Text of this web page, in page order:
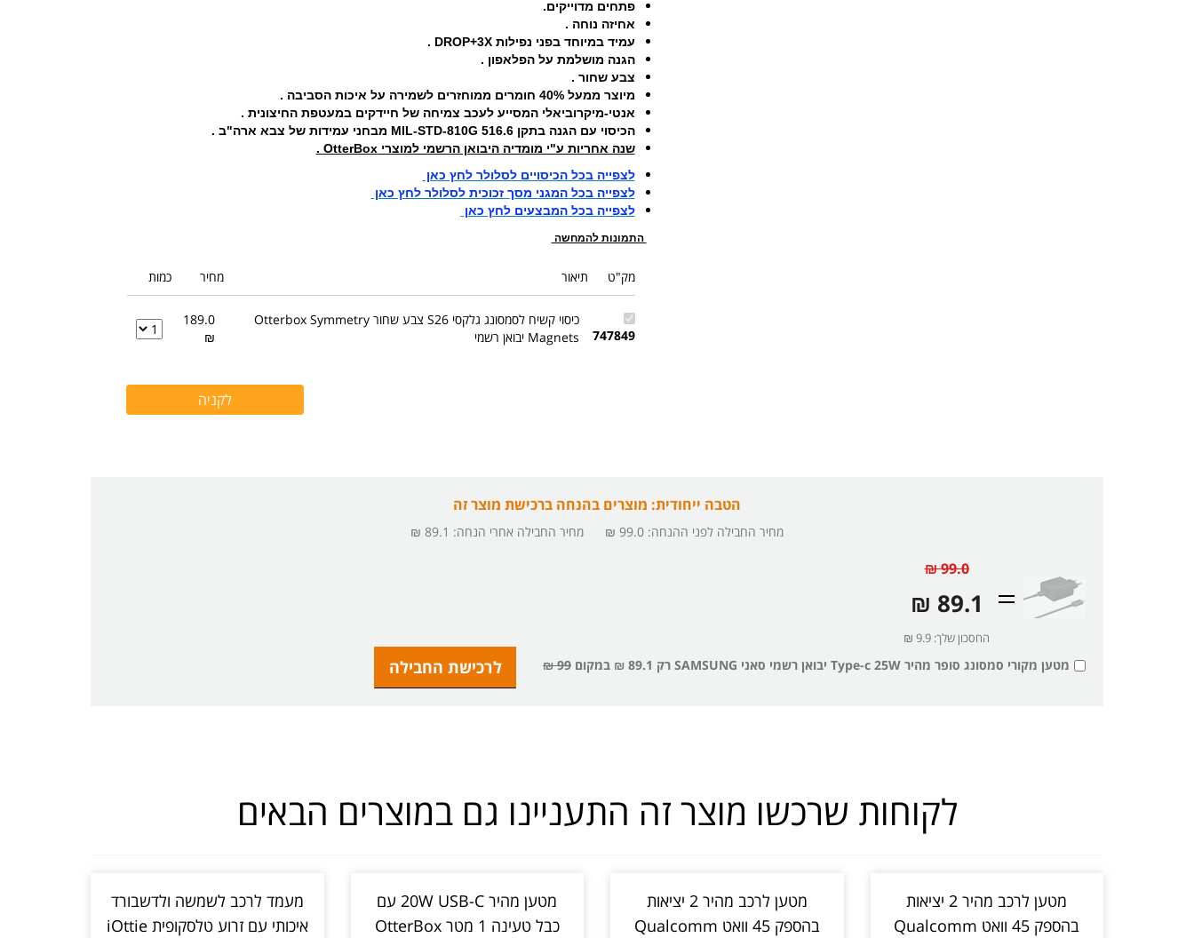
פתחים מדוייקים.
אחיזה נוחה .
עמיד במיוחד בפני נפילות DROP+3X .
הגנה מושלמת על הפלאפון .
צבע שחור .
מיוצר ממעל 40% חומרים ממוחזרים לשמירה על איכות הסביבה .
אנטי-מיקרוביאלי המסייע לעכב צמיחה של חיידקים במעטפת החיצונית .
הכיסוי עם הגנה בתקן MIL-STD-810G 516.6 מבחני עמידות של צבא ארה"ב .
שנה אחריות ע"י מומדיה היבואן הרשמי למוצרי OtterBox .
לצפייה בכל הכיסויים לסלולר לחץ כאן
לצפייה בכל המגני מסך זכוכית לסלולר לחץ כאן
לצפייה בכל המבצעים לחץ כאן
התמונות להמחשה
מק"ט תיאור מחיר כמות
747849
כיסוי קשיח לסמסונג גלקסי S26 צבע שחור Otterbox Symmetry
Magnets יבואן רשמי
189.0
₪
הטבה ייחודית: מוצרים בהנחה ברכישת מוצר זה
מחיר החבילה לפני ההנחה:
99.0 ₪ מחיר החבילה אחרי הנחה:
89.1 ₪
99.0 ₪
89.1 ₪
החסכון שלך: 9.9 ₪
מטען מקורי סמסונג סופר מהיר Type-c 25W יבואן רשמי סאני SAMSUNG רק 89.1 ₪ במקום 99 ₪
לקוחות שרכשו מוצר זה התעניינו גם במוצרים הבאים
מטען לרכב מהיר 2 יציאות
בהספק 45 וואט Qualcomm
מטען לרכב מהיר 2 יציאות
בהספק 45 וואט Qualcomm
מטען מהיר 20W USB-C עם
כבל טעינה 1 מטר OtterBox
מעמד לרכב לשמשה ולדשבורד
איכותי עם זרוע טלסקופית iOttie